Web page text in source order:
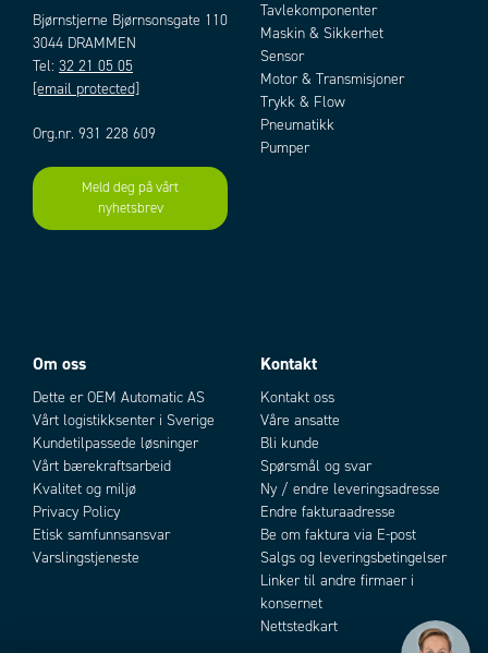
Bjørnstjerne Bjørnsonsgate 110
3044 DRAMMEN
Tel: 32 21 05 05
[email protected]
Org.nr. 931 228 609
Meld deg på vårt
nyhetsbrev
Tavlekomponenter
Maskin & Sikkerhet
Sensor
Motor & Transmisjoner
Trykk & Flow
Pneumatikk
Pumper
Om oss
Dette er OEM Automatic AS
Vårt logistikksenter i Sverige
Kundetilpassede løsninger
Vårt bærekraftsarbeid
Kvalitet og miljø
Privacy Policy
Etisk samfunnsansvar
Varslingstjeneste
Kontakt
Kontakt oss
Våre ansatte
Bli kunde
Spørsmål og svar
Ny / endre leveringsadresse
Endre fakturaadresse
Be om faktura via E-post
Salgs og leveringsbetingelser
Linker til andre firmaer i
konsernet
Nettstedkart